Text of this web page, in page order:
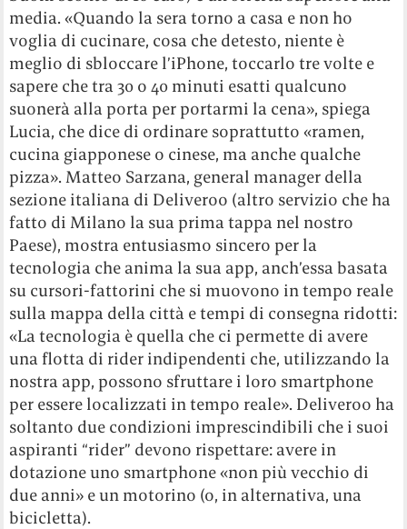
media. «Quando la sera torno a casa e non ho
voglia di cucinare, cosa che detesto, niente è
meglio di sbloccare l’iPhone, toccarlo tre volte e
sapere che tra 30 o 40 minuti esatti qualcuno
suonerà alla porta per portarmi la cena», spiega
Lucia, che dice di ordinare soprattutto «ramen,
cucina giapponese o cinese, ma anche qualche
pizza». Matteo Sarzana, general manager della
sezione italiana di Deliveroo (altro servizio che ha
fatto di Milano la sua prima tappa nel nostro
Paese), mostra entusiasmo sincero per la
tecnologia che anima la sua app, anch’essa basata
su cursori-fattorini che si muovono in tempo reale
sulla mappa della città e tempi di consegna ridotti:
«La tecnologia è quella che ci permette di avere
una flotta di rider indipendenti che, utilizzando la
nostra app, possono sfruttare i loro smartphone
per essere localizzati in tempo reale». Deliveroo ha
soltanto due condizioni imprescindibili che i suoi
aspiranti “rider” devono rispettare: avere in
dotazione uno smartphone «non più vecchio di
due anni» e un motorino (o, in alternativa, una
bicicletta).